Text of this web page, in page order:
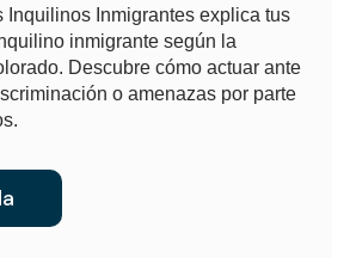
Inquilinos Inmigrantes explica tus
inmigrante según la
Descubre cómo actuar ante
o amenazas por parte